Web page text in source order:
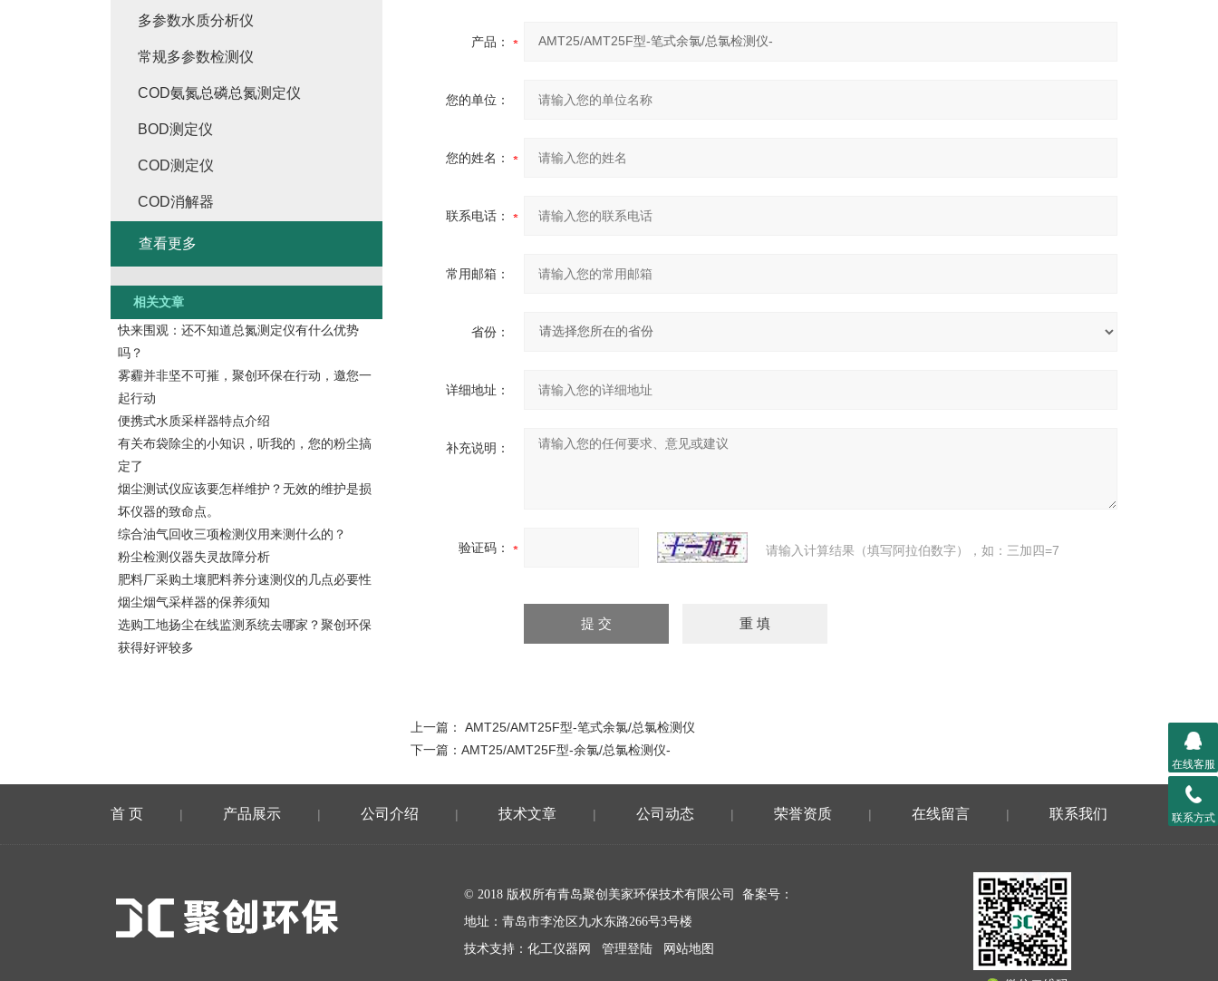
产品：
您的单位：
您的姓名：
联系电话：
常用邮箱：
省份：
详细地址：
补充说明：
验证码： 请输入计算结果（填写阿拉伯数字），如：三加四=7
上一篇： AMT25/AMT25F型-笔式余氯/总氯检测仪
下一篇： AMT25/AMT25F型-余氯/总氯检测仪-
多参数水质分析仪
常规多参数检测仪
COD氨氮总磷总氮测定仪
BOD测定仪
COD测定仪
COD消解器
查看更多
相关文章
快来围观：还不知道总氮测定仪有什么优势
吗？
雾霾并非坚不可摧，聚创环保在行动，邀您一
起行动
便携式水质采样器特点介绍
有关布袋除尘的小知识，听我的，您的粉尘搞
定了
烟尘测试仪应该要怎样维护？无效的维护是损
坏仪器的致命点。
综合油气回收三项检测仪用来测什么的？
粉尘检测仪器失灵故障分析
肥料厂采购土壤肥料养分速测仪的几点必要性
烟尘烟气采样器的保养须知
选购工地扬尘在线监测系统去哪家？聚创环保
获得好评较多
首 页 | 产品展示 | 公司介绍 | 技术文章 | 公司动态 | 荣誉资质 | 在线留言 | 联系我们
© 2018 版权所有青岛聚创美家环保技术有限公司 备案号：
地址：青岛市李沧区九水东路266号3号楼
技术支持： 化工仪器网 管理登陆 网站地图
在线客服
联系方式